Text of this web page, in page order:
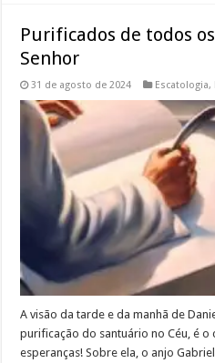
Purificados de todos
Senhor
31 de agosto de 2024 Escatologia,
A visão da tarde e da manhã de
purificação do santuário no Céu, é o
esperanças! Sobre ela, o anjo